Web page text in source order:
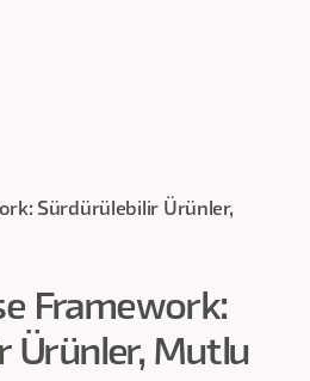
Sürdürülebilir Ürünler,
Framework:
Ürünler, Mutlu